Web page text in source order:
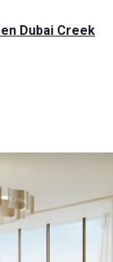
Dubai Creek